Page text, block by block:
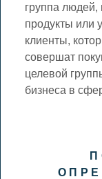
группа
продукты или
клиенты,
совершат
целевой
бизнеса в